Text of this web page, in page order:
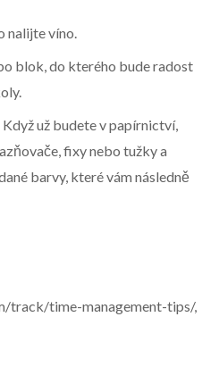
nalijte víno.
blok, do kterého bude radost
už budete v papírnictví,
fixy nebo tužky a
barvy, které vám následně
track/time-management-tips/,